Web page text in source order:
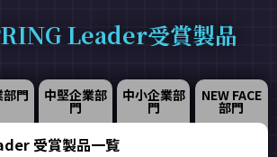
Leader受賞製品
門 中堅企業部
門
中小企業部
門
NEW FACE
部門
受賞製品一覧